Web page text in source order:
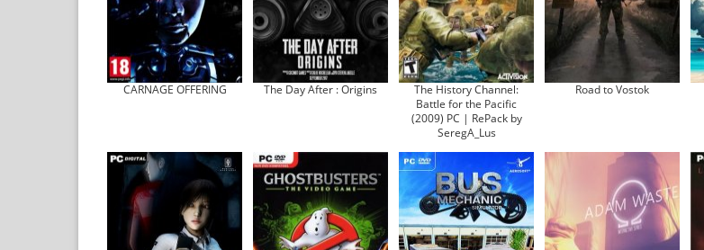
CARNAGE OFFERING The Day After : Origins
The History Channel:
Battle for the Pacific
(2009) PC | RePack by
SeregA_Lus
Road to Vostok